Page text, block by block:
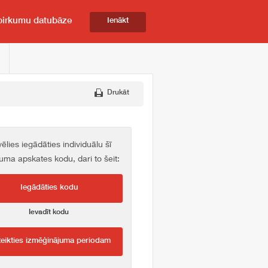
datubāze Ienākt
Drukāt
iegādāties individuālu šī
apskates kodu, dari to šeit:
Iegādāties kodu
Ievadīt kodu
izmēģinājuma periodam